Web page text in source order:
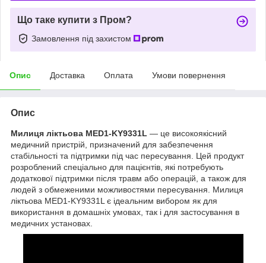
Що таке купити з Пром?
Замовлення під захистом
Опис Доставка Оплата Умови повернення
Опис
Милиця ліктьова MED1-KY9331L — це високоякісний
медичний пристрій, призначений для забезпечення
стабільності та підтримки під час пересування. Цей продукт
розроблений спеціально для пацієнтів, які потребують
додаткової підтримки після травм або операцій, а також для
людей з обмеженими можливостями пересування. Милиця
ліктьова MED1-KY9331L є ідеальним вибором як для
використання в домашніх умовах, так і для застосування в
медичних установах.